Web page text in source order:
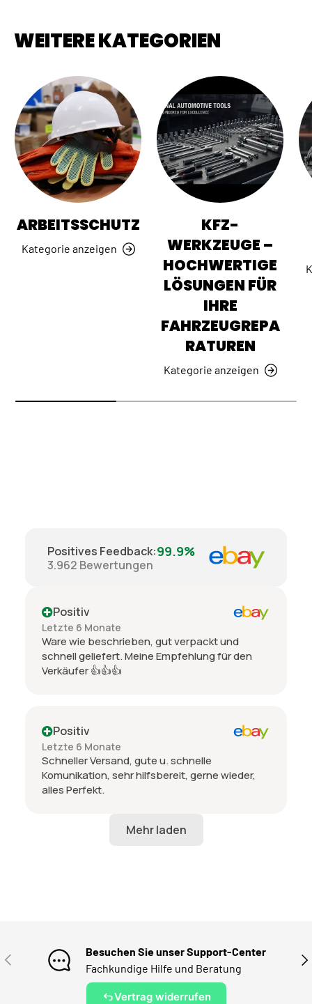
WEITERE KATEGORIEN
ARBEITSSCHUTZ
Kategorie anzeigen
KFZ-
WERKZEUGE –
HOCHWERTIGE
LÖSUNGEN FÜR
IHRE
FAHRZEUGREPA
RATUREN
Kategorie anzeigen
Positives Feedback:99.9%
3.962 Bewertungen
Positiv
Letzte 6 Monate
Ware wie beschrieben, gut verpackt und
schnell geliefert. Meine Empfehlung für den
Verkäufer 👍👍👍
Positiv
Letzte 6 Monate
Schneller Versand, gute u. schnelle
Komunikation, sehr hilfsbereit, gerne wieder,
alles Perfekt.
VORHERIGE
Besuchen Sie unser Support-Center
Fachkundige Hilfe und Beratung
Vertrag widerrufen